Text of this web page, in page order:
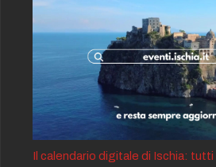
Il calendario digitale di Ischia: tutti